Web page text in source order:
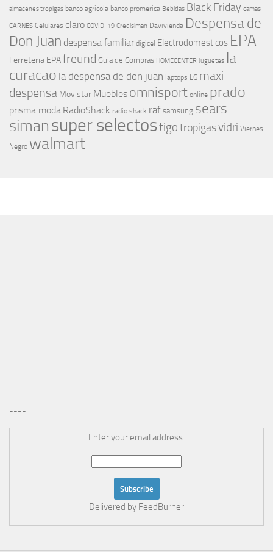
almacenes tropigas banco agricola banco promerica Bebidas Black Friday camas
CARNES Celulares claro COVID-19 Credisiman Davivienda Despensa de
Don Juan despensa familiar digicel Electrodomesticos EPA
Ferreteria EPAfreund Guia de Compras HOMECENTER Juguetes la
curacao la despensa de don juan laptops LG maxi
despensa Movistar Muebles omnisport online prado
prisma moda RadioShack radio shack raf samsung sears
simansuper selectostigotropigasvidri Viernes
Negro walmart
----
Enter your email address:
Delivered by FeedBurner